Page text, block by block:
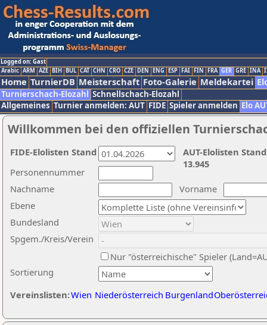
Logged on: Gast
Arabic ARM AZE BIH BUL CAT CHN CRO CZE DEN ENG ESP FAI FIN FRA GER GRE INA
Home TurnierDB Meisterschaft Foto-Galerie Meldekartei
Turnierschach-Elozahl Schnellschach-Elozahl
Allgemeines Turnier anmelden: AUT FIDE Spieler anmelden Elo
Willkommen bei den offiziellen
Nachname
Vorname
Ebene
Sortierung
Personennummer
Bundesland
Spgem./Kreis/Verein
Nur "österreichische" Spieler
Vereinslisten:Wien Niederösterreich Burgenland
AUT-Elolisten
13.945
FIDE-Elolisten Stand